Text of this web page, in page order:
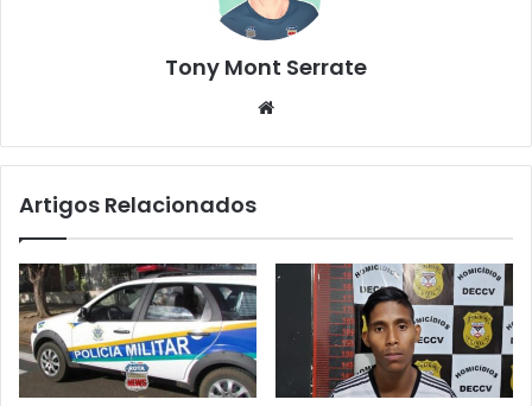
Tony Mont Serrate
te
Artigos Relacionados